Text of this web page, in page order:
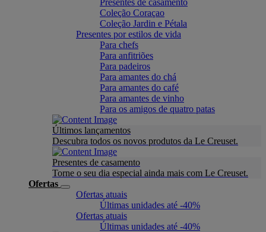
Presentes de casamento
Coleção Coraçao
Coleção Jardin e Pétala
Presentes por estilos de vida
Para chefs
Para anfitriões
Para padeiros
Para amantes do chá
Para amantes do café
Para amantes de vinho
Para os amigos de quatro patas
Últimos lançamentos
Descubra todos os novos produtos da Le Creuset.
Presentes de casamento
Torne o seu dia especial ainda mais com Le Creuset.
Ofertas
Ofertas atuais
Últimas unidades até -40%
Ofertas atuais
Últimas unidades até -40%